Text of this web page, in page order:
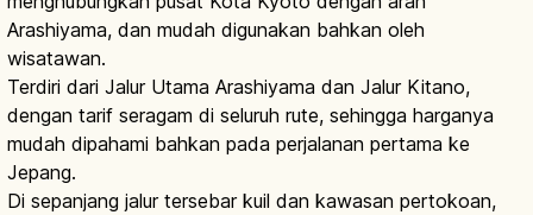
Arashiyama, dan mudah digunakan bahkan oleh
wisatawan.
Terdiri dari Jalur Utama Arashiyama dan Jalur Kitano,
dengan tarif seragam di seluruh rute, sehingga harganya
mudah dipahami bahkan pada perjalanan pertama ke
Jepang.
Di sepanjang jalur tersebar kuil dan kawasan pertokoan,